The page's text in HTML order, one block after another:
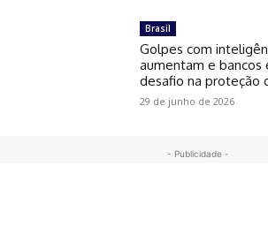
Brasil
Golpes com
aumentam e bancos
desafio na proteção
29 de junho de 2026
- Publicidade -